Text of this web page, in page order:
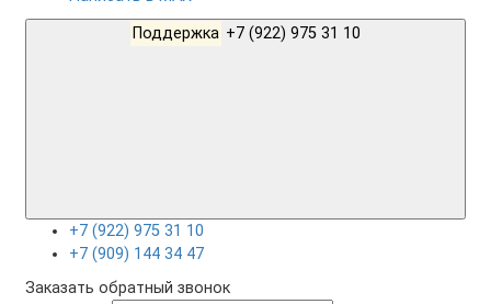
Поддержка
+7 (922) 975 31 10
+7 (909) 144 34 47
Заказать обратный звонок